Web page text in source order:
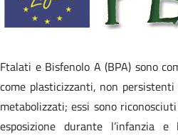
Ftalati e Bisfenolo A (BPA) sono
come plasticizzanti, non
metabolizzati; essi sono
esposizione durante l’infanzia